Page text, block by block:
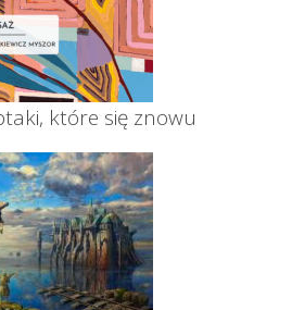
które się znowu